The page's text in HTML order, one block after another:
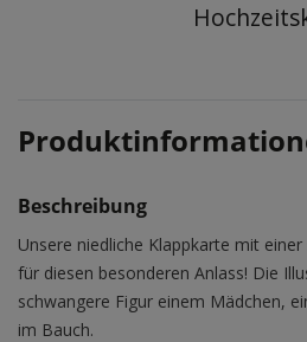
Beschreibung
Unsere niedliche Klappkarte mit
für diesen besonderen Anlass! Die
schwangere Figur einem Mädchen,
im Bauch.